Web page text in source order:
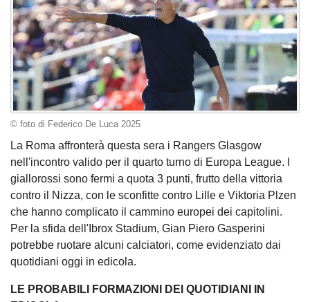
© foto di Federico De Luca 2025
La Roma affronterà questa sera i Rangers Glasgow
nell'incontro valido per il quarto turno di Europa League. I
giallorossi sono fermi a quota 3 punti, frutto della vittoria
contro il Nizza, con le sconfitte contro Lille e Viktoria Plzen
che hanno complicato il cammino europei dei capitolini.
Per la sfida dell'Ibrox Stadium, Gian Piero Gasperini
potrebbe ruotare alcuni calciatori, come evidenziato dai
quotidiani oggi in edicola.
LE PROBABILI FORMAZIONI DEI QUOTIDIANI IN